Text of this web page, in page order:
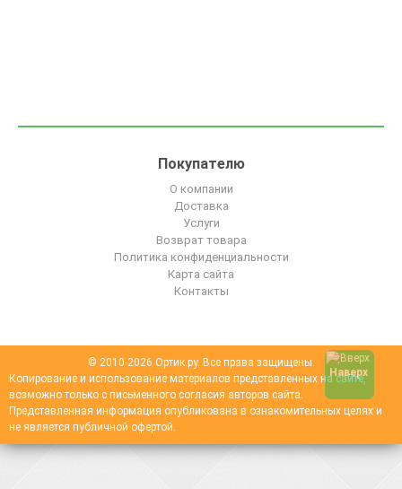
Покупателю
О компании
Доставка
Услуги
Возврат товара
Политика конфиденциальности
Карта сайта
Контакты
© 2010-2026 Ортик.ру. Все права защищены.
Копирование и использование материалов представленных на сайте,
возможно только с письменного согласия авторов сайта.
Представленная информация опубликована в ознакомительных целях и
не является публичной офертой.
Наверх